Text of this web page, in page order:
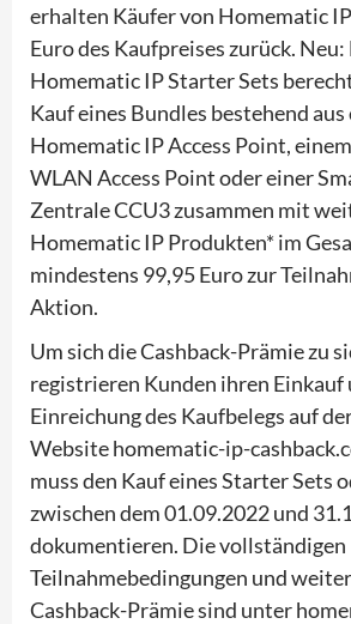
erhalten Käufer von Homematic
Euro des Kaufpreises zurück. Neu:
Homematic IP Starter Sets
Kauf eines Bundles bestehend aus
Homematic IP Access Point,
WLAN Access Point oder einer
Zentrale CCU3 zusammen mit
Homematic IP Produkten* im
mindestens 99,95 Euro zur
Aktion.
Um sich die Cashback-Prämie zu
registrieren Kunden ihren Einkauf
Einreichung des Kaufbelegs auf
Website homematic-ip-
muss den Kauf eines Starter Sets
zwischen dem 01.09.2022 und
dokumentieren. Die vollständigen
Teilnahmebedingungen und
Cashback-Prämie sind unter